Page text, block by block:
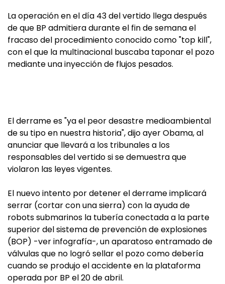
La operación en el día 43 del vertido llega después
de que BP admitiera durante el fin de semana el
fracaso del procedimiento conocido como "top kill",
con el que la multinacional buscaba taponar el pozo
mediante una inyección de flujos pesados.
El derrame es "ya el peor desastre medioambiental
de su tipo en nuestra historia", dijo ayer Obama, al
anunciar que llevará a los tribunales a los
responsables del vertido si se demuestra que
violaron las leyes vigentes.
El nuevo intento por detener el derrame implicará
serrar (cortar con una sierra) con la ayuda de
robots submarinos la tubería conectada a la parte
superior del sistema de prevención de explosiones
(BOP) -ver infografía-, un aparatoso entramado de
válvulas que no logró sellar el pozo como debería
cuando se produjo el accidente en la plataforma
operada por BP el 20 de abril.